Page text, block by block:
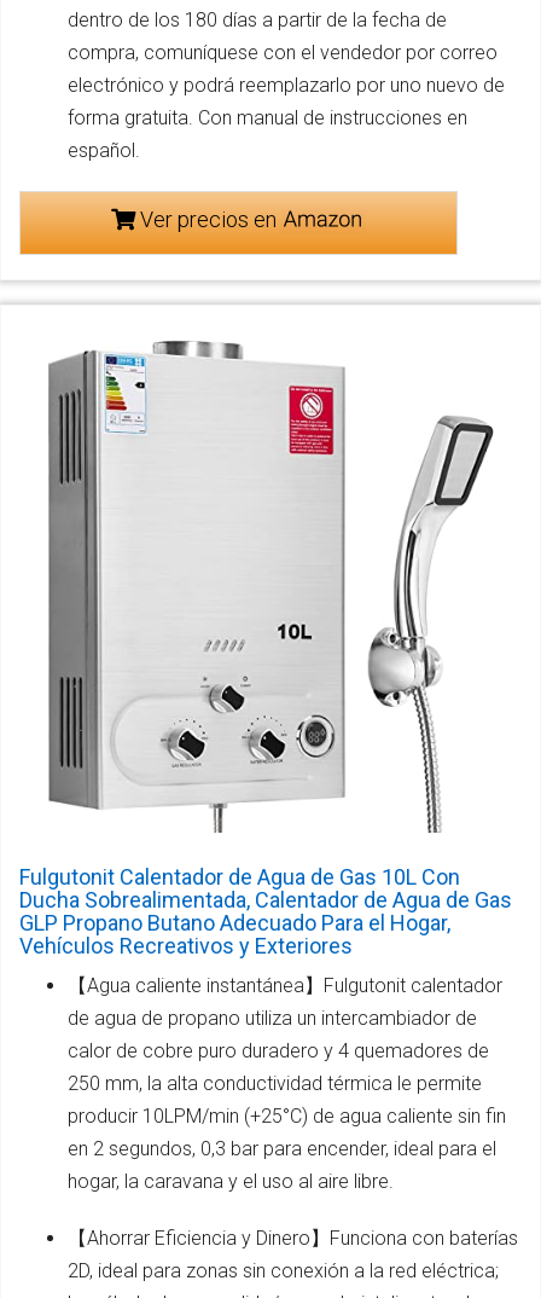
dentro de los 180 días a partir de la fecha de
compra, comuníquese con el vendedor por correo
electrónico y podrá reemplazarlo por uno nuevo de
forma gratuita. Con manual de instrucciones en
español.
Ver precios en
Fulgutonit Calentador de Agua de Gas 10L Con
Ducha Sobrealimentada, Calentador de Agua de Gas
GLP Propano Butano Adecuado Para el Hogar,
Vehículos Recreativos y Exteriores
【Agua caliente instantánea】Fulgutonit calentador
de agua de propano utiliza un intercambiador de
calor de cobre puro duradero y 4 quemadores de
250 mm, la alta conductividad térmica le permite
producir 10LPM/min (+25°C) de agua caliente sin fin
en 2 segundos, 0,3 bar para encender, ideal para el
hogar, la caravana y el uso al aire libre.
【Ahorrar Eficiencia y Dinero】Funciona con baterías
2D, ideal para zonas sin conexión a la red eléctrica;